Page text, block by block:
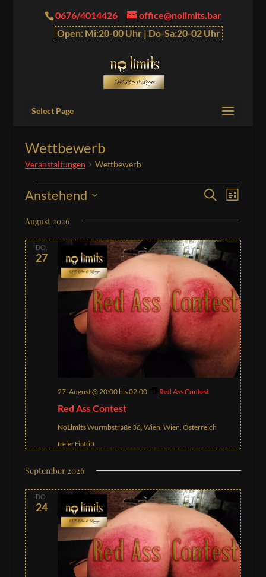
0676/4014426
office@nolimits.bar
Open: Mi:20-00 Uhr | Do-Sa:20-02 Uhr
Select Page
Wettbewerb
Veranstaltungen Wettbewerb
Veranstaltungen
und
Ansichten,
Navigation
Suche
Liste
Anstehend
wählen.
August 2026
DO.
27
Red Ass Contest
27. August @ 20:00bis02:00 Red Ass Contest
NoLimitsWurmbstraße 36, Wien, Wien, Österreich
freier Eintritt
September 2026
DO.
24